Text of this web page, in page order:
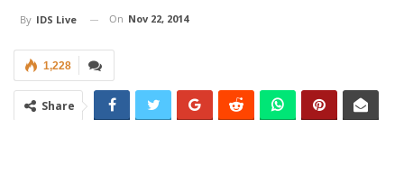
By IDS Live On Nov 22, 2014
1,228
Share